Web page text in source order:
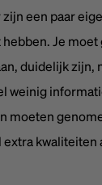
een paar
Je
duidelijk zijn,
weinig
moeten
kwaliteiten